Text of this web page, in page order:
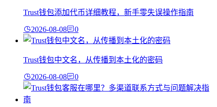
Trust钱包添加代币详细教程，新手零失误操作指南
2026-08-08 0
Trust钱包中文名，从传播到本土化的密码
2026-08-08 0